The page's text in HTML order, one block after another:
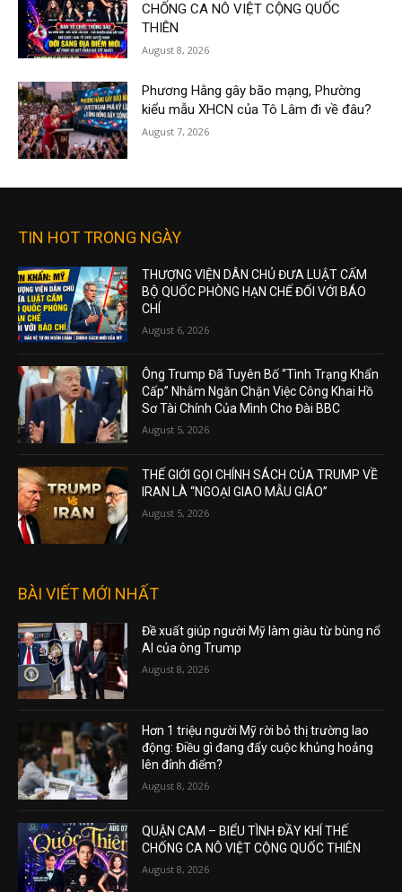
CHỐNG CA NÔ VIỆT CỘNG QUỐC
THIÊN
August 8, 2026
Phương Hằng gây bão mạng, Phường
kiểu mẫu XHCN của Tô Lâm đi về đâu?
August 7, 2026
TIN HOT TRONG NGÀY
THƯỢNG VIỆN DÂN CHỦ ĐƯA LUẬT CẤM
BỘ QUỐC PHÒNG HẠN CHẾ ĐỐI VỚI BÁO
CHÍ
August 6, 2026
Ông Trump Đã Tuyên Bố “Tình Trạng Khẩn
Cấp” Nhằm Ngăn Chặn Việc Công Khai Hồ
Sơ Tài Chính Của Mình Cho Đài BBC
August 5, 2026
THẾ GIỚI GỌI CHÍNH SÁCH CỦA TRUMP VỀ
IRAN LÀ “NGOẠI GIAO MẪU GIÁO”
August 5, 2026
BÀI VIẾT MỚI NHẤT
Đề xuất giúp người Mỹ làm giàu từ bùng nổ
AI của ông Trump
August 8, 2026
Hơn 1 triệu người Mỹ rời bỏ thị trường lao
động: Điều gì đang đẩy cuộc khủng hoảng
lên đỉnh điểm?
August 8, 2026
QUẬN CAM – BIỂU TÌNH ĐẦY KHÍ THẾ
CHỐNG CA NÔ VIỆT CỘNG QUỐC THIÊN
August 8, 2026